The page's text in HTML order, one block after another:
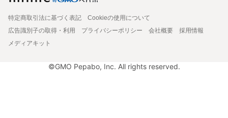
特定商取引法に基づく表記
Cookieの使用について
広告識別子の取得・利用
プライバシーポリシー 会社概要
採用情報
メディアキット
©GMO Pepabo, Inc. All rights reserved.